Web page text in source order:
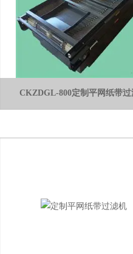
CKZDGL-800定制平网纸带过